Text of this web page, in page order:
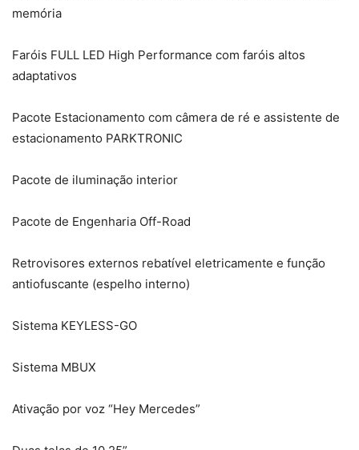
memória
Faróis FULL LED High Performance com faróis altos
adaptativos
Pacote Estacionamento com câmera de ré e assistente de
estacionamento PARKTRONIC
Pacote de iluminação interior
Pacote de Engenharia Off-Road
Retrovisores externos rebatível eletricamente e função
antiofuscante (espelho interno)
Sistema KEYLESS-GO
Sistema MBUX
Ativação por voz “Hey Mercedes”